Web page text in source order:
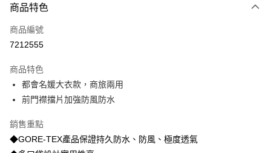
信用卡一次付款
超商取貨付款
街口支付
悠遊付
AFTEE先享後付
相關說明
商品特色
商品編號
7212555
商品特色
都會名媛大衣款，商旅兩用
前門襟擋片加強防風防水
銷售重點
◆GORE-TEX產品保證持久防水、防風、極度透氣